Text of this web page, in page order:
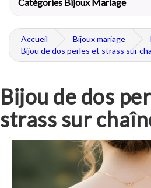
Accueil Bijoux mariage
Bijou de dos perles et strass sur
Bijou de dos
strass sur